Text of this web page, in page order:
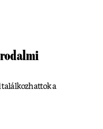
találkozhattok a